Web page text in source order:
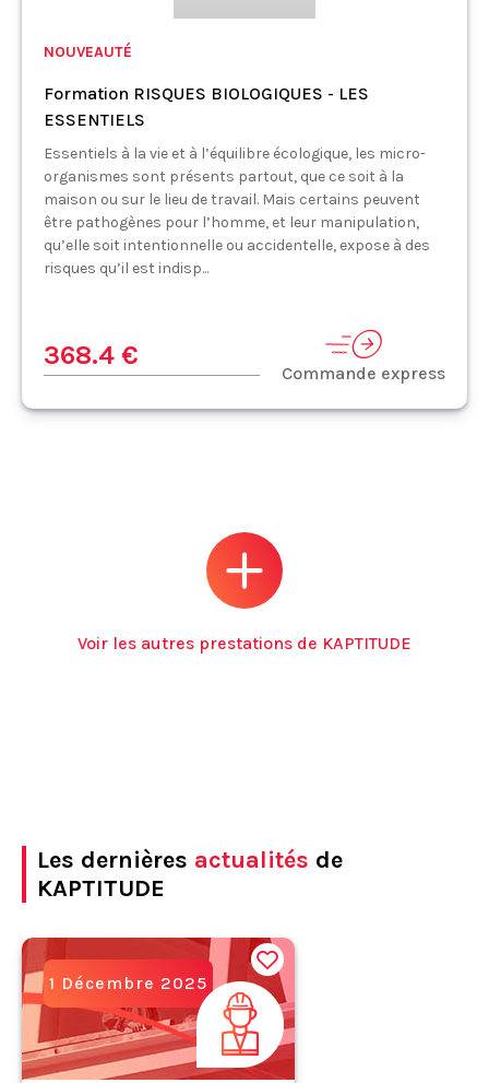
NOUVEAUTÉ
Formation RISQUES BIOLOGIQUES - LES
ESSENTIELS
Essentiels à la vie et à l’équilibre écologique, les micro-
organismes sont présents partout, que ce soit à la
maison ou sur le lieu de travail. Mais certains peuvent
être pathogènes pour l’homme, et leur manipulation,
qu’elle soit intentionnelle ou accidentelle, expose à des
risques qu’il est indisp...
368.4 €
Commande express
Voir les autres prestations de KAPTITUDE
Les dernières actualités de
KAPTITUDE
1 Décembre 2025